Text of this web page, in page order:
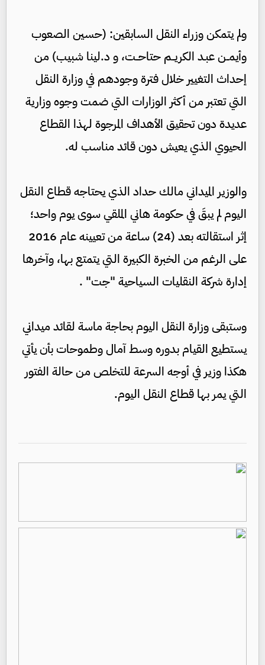
ولم يتمكن وزراء النقل السابقين: (حسين الصعوب
وأيمــن عبـد الكريــم حتاحــت، و د.لينا شبيب) من
إحداث التغيير خلال فترة وجودهم في وزارة النقل
التي تعتبر من أكثر الوزارات التي ضمت وجوه وزارية
عديدة دون تحقيق الأهداف المرجوة لهذا القطاع
الحيوي الذي يعيش دون قائد مناسب له.
والوزير الميداني مالك حداد الذي يحتاجه قطاع النقل
اليوم لم يبقَ في حكومة هاني الملقي سوى يوم واحد؛
إثر استقالته بعد (24) ساعة من تعيينه عام 2016
على الرغم من الخبرة الكبيرة التي يتمتع بها، وآخرها
إدارة شركة النقليات السياحية "جت" .
وستبقى وزارة النقل اليوم بحاجة ماسة لقائد ميداني
يستطيع القيام بدوره وسط آمال وطموحات بأن يأتي
هكذا وزير في أوجه السرعة للتخلص من حالة الفتور
التي يمر بها قطاع النقل اليوم.